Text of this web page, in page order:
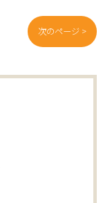
次のページ >